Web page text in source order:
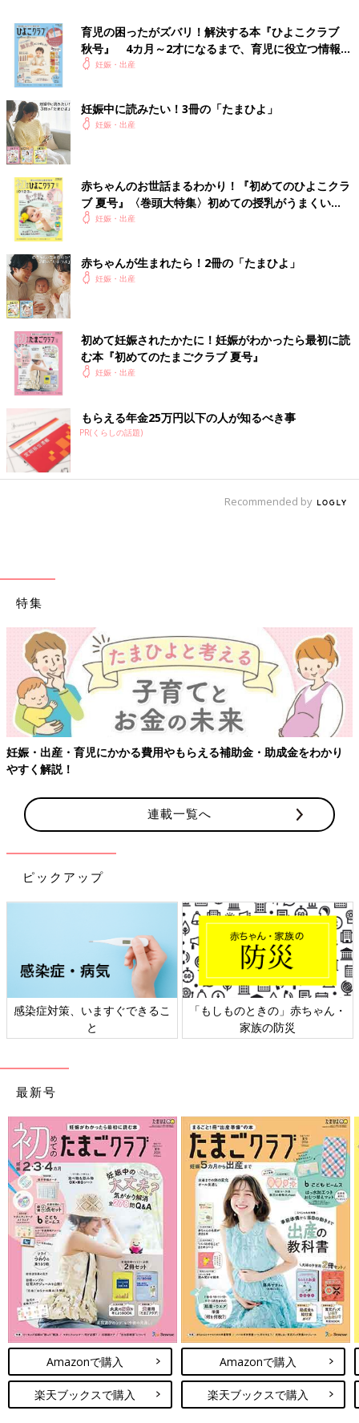
天然由来のミルク保湿成分を配合した素材でしっとりとした肌ざ
わりが特徴。胸が短期間で変化する、妊娠・授乳期の女性のため
に開発されため、とにかくバストを「締め付けずに支える」機能
が充実。授乳がしやすいようにクロスオープン＆サイドオープン
の2WAY仕様も◎
■あらゆるバストの形にもぴったりフィットで軽い
つけ心地
にぴったりとフィットし、軽いつけ心地。フックがなく下から着
用できるタイプで快適！
ウィング
いかがでしたか？
妊娠・育児期、「母になる」という大仕事に向き合う間に、女性
の”心”はもちろんですが、”体”も大きく変化をしていきます。そ
れは「赤ちゃんを産むため」「母乳をあげるため」などの”母に
なるための体の準備”であり、大切な変化なのです。
その変化を受け入れつつも、女性が大事にしたい、「美しさへの
もの一つの方法かもしれません。
あなたの妊娠・育児期が、身も心も、晴れやかな時間であります
※記事内容でご紹介しているリンク先は、削除される場合があります。あらかじめ
※記事の内容は記載当時の情報であり、現在と異なる場合があります。
育児の困ったがズバリ！解決する本『ひよこクラブ
秋号』 4カ月～2才になるまで、育児に役立つ情報が
いっぱい！
妊娠・出産
妊娠中に読みたい！3冊の「たまひよ」
妊娠・出産
赤ちゃんのお世話まるわかり！『初めてのひよこクラ
ブ 夏号』〈巻頭大特集〉初めての授乳がうまくい
く！ おっぱい・ミルクの基本と夏のトラブル 解決テ
妊娠・出産
赤ちゃんが生まれたら！2冊の「たまひよ」
妊娠・出産
初めて妊娠されたかたに！妊娠がわかったら最初に読
む本『初めてのたまごクラブ 夏号』
妊娠・出産
もらえる年金25万円以下の人が知るべき事
PR(くらしの話題)
Recommended by
特集
妊娠・出産・育児にかかる費用やもらえる補助金・助成金をわかり
やすく解説！
連載一覧へ
ピックアップ
感染症対策、いますぐできるこ
と
「もしものときの」赤ちゃん・
家族の防災
最新号
Amazonで購入
楽天ブックスで購入
Amazonで購入
楽天ブックスで購入